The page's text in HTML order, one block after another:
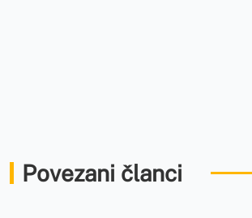
Povezani članci